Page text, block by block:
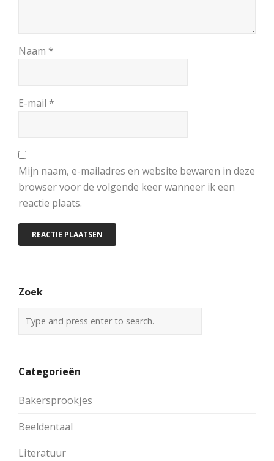
Naam *
E-mail *
Mijn naam, e-mailadres en website bewaren in deze
browser voor de volgende keer wanneer ik een
reactie plaats.
Zoek
Categorieën
Bakersprookjes
Beeldentaal
Literatuur